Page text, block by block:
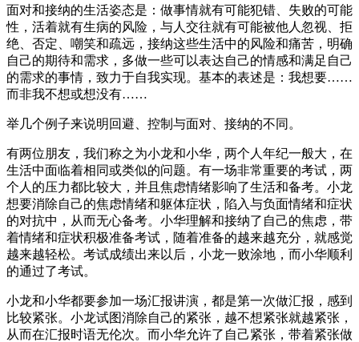
面对和接纳的生活姿态是：做事情就有可能犯错、失败的可能
性，活着就有生病的风险，与人交往就有可能被他人忽视、拒
绝、否定、嘲笑和疏远，接纳这些生活中的风险和痛苦，明确
自己的期待和需求，多做一些可以表达自己的情感和满足自己
的需求的事情，致力于自我实现。基本的表述是：我想要……
而非我不想或想没有……
举几个例子来说明回避、控制与面对、接纳的不同。
有两位朋友，我们称之为小龙和小华，两个人年纪一般大，在
生活中面临着相同或类似的问题。有一场非常重要的考试，两
个人的压力都比较大，并且焦虑情绪影响了生活和备考。小龙
想要消除自己的焦虑情绪和躯体症状，陷入与负面情绪和症状
的对抗中，从而无心备考。小华理解和接纳了自己的焦虑，带
着情绪和症状积极准备考试，随着准备的越来越充分，就感觉
越来越轻松。考试成绩出来以后，小龙一败涂地，而小华顺利
的通过了考试。
小龙和小华都要参加一场汇报讲演，都是第一次做汇报，感到
比较紧张。小龙试图消除自己的紧张，越不想紧张就越紧张，
从而在汇报时语无伦次。而小华允许了自己紧张，带着紧张做